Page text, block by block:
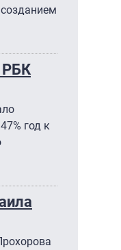
РБК
год к